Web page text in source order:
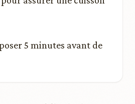
5 minutes avant de